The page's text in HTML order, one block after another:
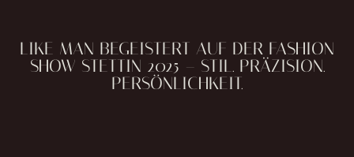
LIKE MAN BEGEISTERT AUF DER FASHION
SHOW STETTIN 2025 – STIL. PRÄZISION.
PERSÖNLICHKEIT.